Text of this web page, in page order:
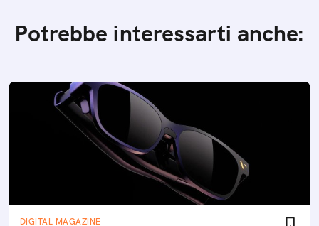
Potrebbe interessarti anche:
DIGITAL MAGAZINE